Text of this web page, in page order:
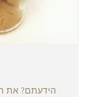
הידעתם? את